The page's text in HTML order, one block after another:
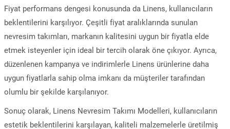
Fiyat performans dengesi konusunda da Linens, kullanıcıların
beklentilerini karşılıyor. Çeşitli fiyat aralıklarında sunulan
nevresim takımları, markanın kalitesini uygun bir fiyatla elde
etmek isteyenler için ideal bir tercih olarak öne çıkıyor. Ayrıca,
düzenlenen kampanya ve indirimlerle Linens ürünlerine daha
uygun fiyatlarla sahip olma imkanı da müşteriler tarafından
olumlu bir şekilde karşılanıyor.
Sonuç olarak, Linens Nevresim Takımı Modelleri, kullanıcıların
estetik beklentilerini karşılayan, kaliteli malzemelerle üretilmiş